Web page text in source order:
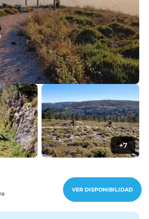
+7
VER DISPONIBILIDAD